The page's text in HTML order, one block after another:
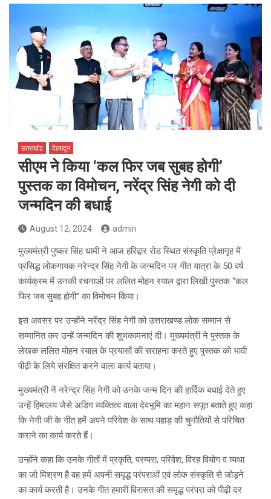
उत्तराखंड देहरादून
सीएम ने किया ‘कल फिर जब सुबह होगी’
पुस्तक का विमोचन, नरेंद्र सिंह नेगी को दी
जन्मदिन की बधाई
August 12, 2024 admin
मुख्यमंत्री पुष्कर सिंह धामी ने आज हरिद्वार रोड स्थित संस्कृति प्रेक्षागृह में
प्रसिद्ध लोकगायक नरेन्द्र सिंह नेगी के जन्मदिन पर गीत यात्रा के 50 वर्ष
कार्यक्रम में उनकी रचनाओं पर ललित मोहन रयाल द्वारा लिखी पुस्तक “कल
फिर जब सुबह होगी” का विमोचन किया।
इस अवसर पर उन्होंने नरेंद्र सिंह नेगी को उत्तराखण्ड लोक सम्मान से
सम्मानित कर उन्हें जन्मदिन की शुभकामनाएं दी। मुख्यमंत्री ने पुस्तक के
लेखक ललित मोहन रयाल के प्रयासों की सराहना करते हुए पुस्तक को भावी
पीढ़ी के लिये संरक्षित करने वाला कार्य बताया।
मुख्यमंत्री नें नरेन्द्र सिंह नेगी को उनके जन्म दिन की हार्दिक बधाई देते हुए
उन्हें हिमालय जैसे अडिग व्यक्तित्व वाला देवभूमि का महान सपूत बताते हुए कहा
कि नेगी जी के गीत हमें अपने परिवेश के साथ पहाड़ की चुनौतियों से परिचित
कराने का कार्य करते हैं।
उन्होंने कहा कि उनके गीतों में प्रकृति, परम्परा, परिवेश, विरह वियोग व व्यथा
का जो मिश्रण है वह हमें अपनी समृद्ध परंपराओं एवं लोक संस्कृति से जोड़ने
का कार्य करती है। उनके गीत हमारी विरासत की समृद्ध परंपरा को पीढ़ी दर